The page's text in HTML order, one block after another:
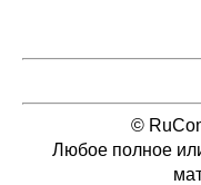
©
Любое полное